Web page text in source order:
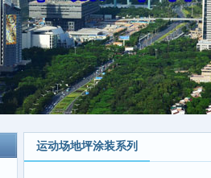
运动场地坪涂装系列